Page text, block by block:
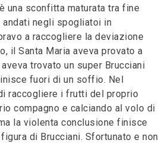
una sconfitta maturata tra fine
negli spogliatoi in
a raccogliere la deviazione
il Santa Maria aveva provato a
trovato un super Brucciani
fuori di un soffio. Nel
raccogliere i frutti del proprio
compagno e calciando al volo di
la violenta conclusione finisce
di Brucciani. Sfortunato e non